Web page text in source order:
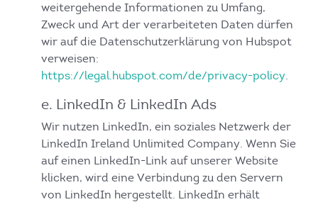
weitergehende Informationen zu Umfang,
Zweck und Art der verarbeiteten Daten dürfen
wir auf die Datenschutzerklärung von Hubspot
verweisen:
https://legal.hubspot.com/de/privacy-policy.
e. LinkedIn & LinkedIn Ads
Wir nutzen LinkedIn, ein soziales Netzwerk der
LinkedIn Ireland Unlimited Company. Wenn Sie
auf einen LinkedIn-Link auf unserer Website
klicken, wird eine Verbindung zu den Servern
von LinkedIn hergestellt. LinkedIn erhält